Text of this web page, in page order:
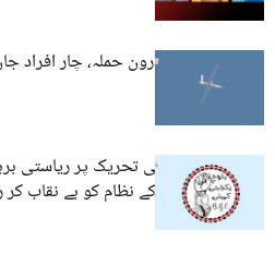
خضدار: گھر پر ڈرون حملہ، چار افراد
کشمیر میں عوامی تحریک پر ریاستی
پاکستان کے جبر کے نظام کو بے نقاب کر
یکجہتی کمیٹی